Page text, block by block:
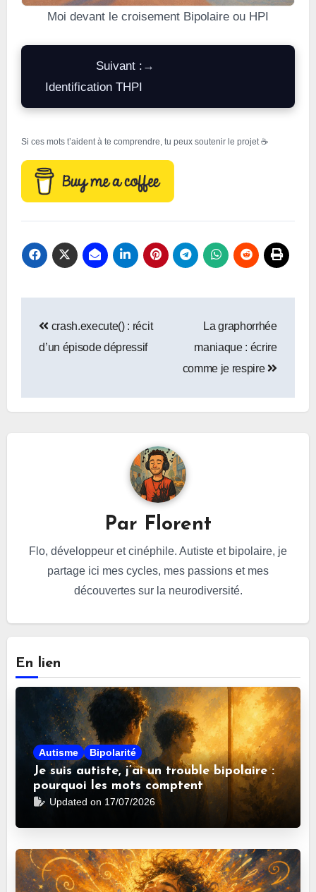
Moi devant le croisement Bipolaire ou HPI
Suivant :
Identification THPI
→
Si ces mots t’aident à te comprendre, tu peux soutenir le projet ☕
de
crash.execute() : récit
d’un épisode dépressif
La graphorrhée
maniaque : écrire
comme je respire
Par Florent
Flo, développeur et cinéphile. Autiste et bipolaire, je
partage ici mes cycles, mes passions et mes
découvertes sur la neurodiversité.
En lien
Autisme Bipolarité
Je suis autiste, j’ai un trouble bipolaire :
pourquoi les mots comptent
Updated on 17/07/2026